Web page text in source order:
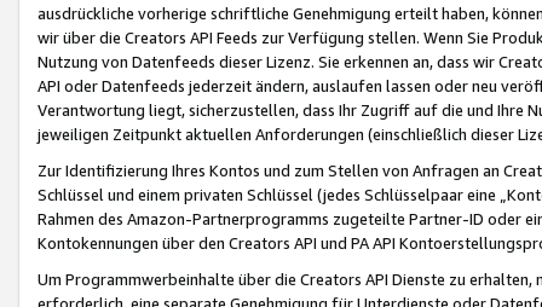
ausdrückliche vorherige schriftliche Genehmigung erteilt haben,
wir über die Creators API Feeds zur Verfügung stellen. Wenn Sie
Nutzung von Datenfeeds dieser Lizenz. Sie erkennen an, dass wir
API oder Datenfeeds jederzeit ändern, auslaufen lassen oder neu
Verantwortung liegt, sicherzustellen, dass Ihr Zugriff auf die und Ihre
jeweiligen Zeitpunkt aktuellen Anforderungen (einschließlich dieser
Zur Identifizierung Ihres Kontos und zum Stellen von Anfragen an
Schlüssel und einem privaten Schlüssel (jedes Schlüsselpaar eine
Rahmen des Amazon-Partnerprogramms zugeteilte Partner-ID oder
Kontokennungen über den Creators API und PA API
Um Programmwerbeinhalte über die Creators API Dienste zu
erforderlich, eine separate Genehmigung für Unterdienste oder